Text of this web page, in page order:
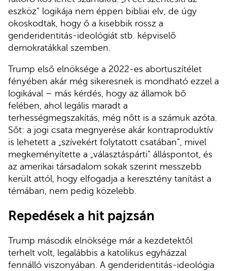
eszköz” logikája nem éppen bibliai elv, de úgy
okoskodtak, hogy ő a kisebbik rossz a
genderidentitás-ideológiát stb. képviselő
demokratákkal szemben.
Trump első elnöksége a 2022-es abortuszítélet
fényében akár még sikeresnek is mondható ezzel a
logikával – más kérdés, hogy az államok bő
felében, ahol legális maradt a
terhességmegszakítás, még nőtt is a számuk azóta.
Sőt: a jogi csata megnyerése akár kontraproduktív
is lehetett a „szívekért folytatott csatában”, mivel
megkeményítette a „választáspárti” álláspontot, és
az amerikai társadalom sokak szerint messzebb
került attól, hogy elfogadja a keresztény tanítást a
témában, nem pedig közelebb.
Repedések a hit pajzsán
Trump második elnöksége már a kezdetektől
terhelt volt, legalábbis a katolikus egyházzal
fennálló viszonyában. A genderidentitás-ideológia